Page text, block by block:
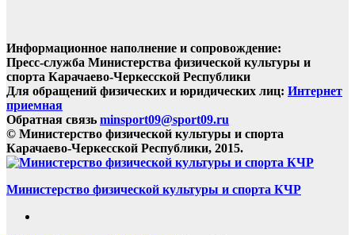
Информационное наполнение и сопровождение:
Пресс-служба Министерства физической культуры и
спорта Карачаево-Черкесской Республики
Для обращений физических и юридических лиц: Интернет
приемная
Обратная связь minsport09@sport09.ru
© Министерство физической культуры и спорта
Карачаево-Черкесской Республики, 2015.
Министерство физической культуры и спорта КЧР